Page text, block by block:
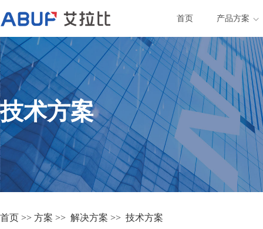
首页 产品方案
技术方案
首页 >> 方案 >> 解决方案 >> 技术方案